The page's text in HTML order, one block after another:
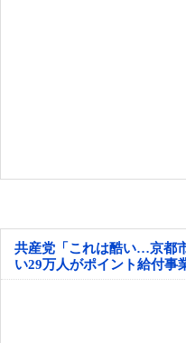
共産党「これは酷い…京都
い29万人がポイント給付事